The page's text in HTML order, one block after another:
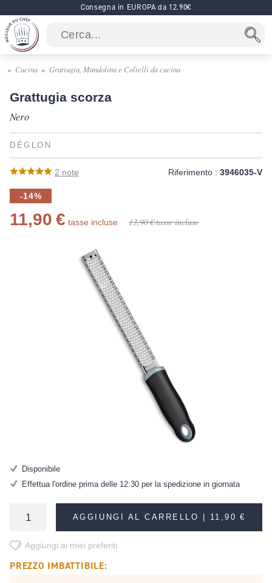
Consegna in EUROPA da 12.90€
Cucina Grattugia, Mandolina e Coltelli da cucina
Grattugia scorza
Nero
DÉGLON
2 note Riferimento : 3946035-V
-14%
11,90 € tasse incluse 13,90 €tasse incluse
Disponibile
Effettua l'ordine prima delle 12:30 per la spedizione in giornata
AGGIUNGI AL CARRELLO | 11,90 €
Aggiungi ai miei preferiti
PREZZO IMBATTIBILE: